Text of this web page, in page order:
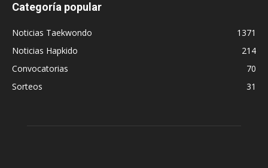
Categoría popular
Noticias Taekwondo
1371
Noticias Hapkido
214
Convocatorias
70
Sorteos
31